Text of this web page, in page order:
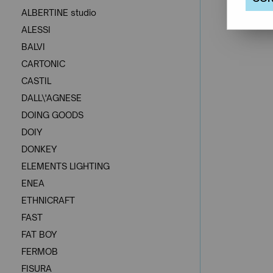
ALBERTINE studio
ALESSI
BALVI
CARTONIC
CASTIL
DALL\'AGNESE
DOING GOODS
DOIY
DONKEY
ELEMENTS LIGHTING
ENEA
ETHNICRAFT
FAST
FAT BOY
FERMOB
FISURA